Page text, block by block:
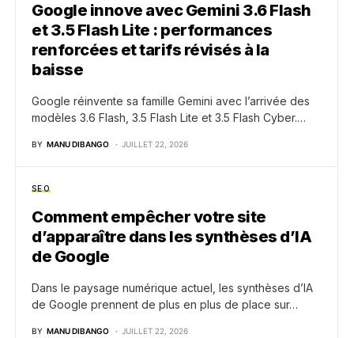
Google innove avec Gemini 3.6 Flash
et 3.5 Flash Lite : performances
renforcées et tarifs révisés à la
baisse
Google réinvente sa famille Gemini avec l’arrivée des
modèles 3.6 Flash, 3.5 Flash Lite et 3.5 Flash Cyber.…
BY MANU DIBANGO JUILLET 22, 2026
SEO
Comment empêcher votre site
d’apparaître dans les synthèses d’IA
de Google
Dans le paysage numérique actuel, les synthèses d’IA
de Google prennent de plus en plus de place sur…
BY MANU DIBANGO JUILLET 22, 2026